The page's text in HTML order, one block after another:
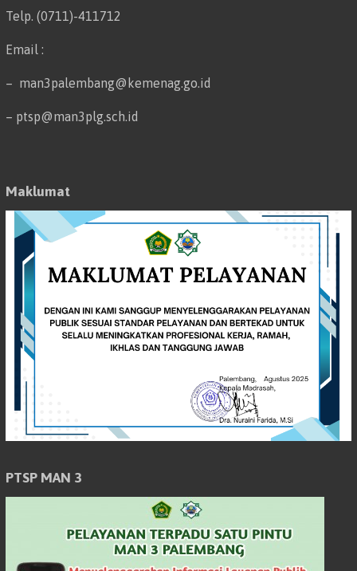
Telp. (0711)-411712
Email :
– man3palembang@kemenag.go.id
– ptsp@man3plg.sch.id
Maklumat
PTSP MAN 3